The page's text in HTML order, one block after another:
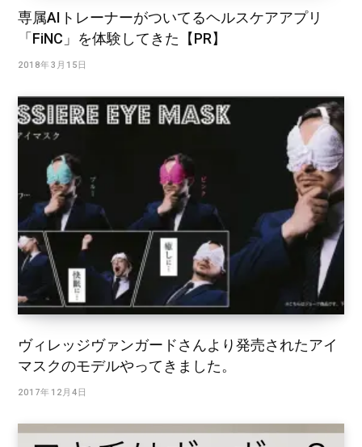
専属AIトレーナーがついてるヘルスケアアプリ
「FiNC」を体験してきた【PR】
2018年3月15日
ヴィレッジヴァンガードさんより発売されたアイ
マスクのモデルやってきました。
2017年12月4日